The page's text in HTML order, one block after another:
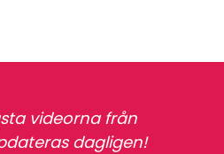
videorna från
dagligen!